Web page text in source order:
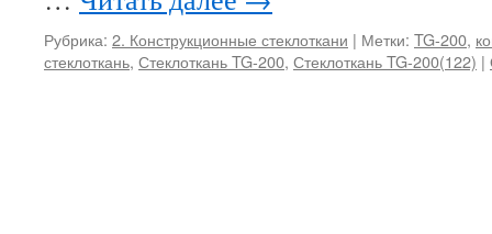
Рубрика: 2. Конструкционные стеклоткани | Метки: TG-200,
стеклоткань, Стеклоткань TG-200, Стеклоткань TG-200(122) |